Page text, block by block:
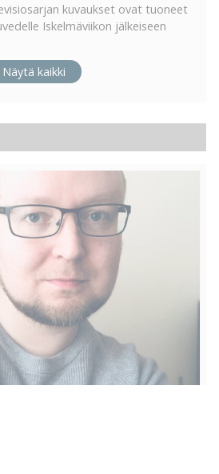
kuvaukset ovat tuoneet
Iskelmäviikon jälkeiseen
Näytä kaikki